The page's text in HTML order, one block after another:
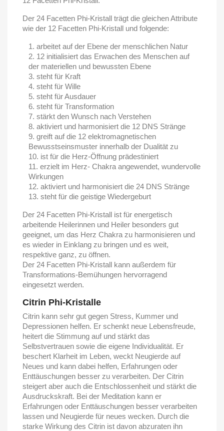
Der 24 Facetten Phi-Kristall trägt die gleichen Attribute
wie der 12 Facetten Phi-Kristall und folgende:
arbeitet auf der Ebene der menschlichen Natur
12 initialisiert das Erwachen des Menschen auf
der materiellen und bewussten Ebene
steht für Kraft
steht für Wille
steht für Ausdauer
steht für Transformation
stärkt den Wunsch nach Verstehen
aktiviert und harmonisiert die 12 DNS Stränge
greift auf die 12 elektromagnetischen
Bewusstseinsmuster innerhalb der Dualität zu
ist für die Herz-Öffnung prädestiniert
erzielt im Herz- Chakra angewendet, wundervolle
Wirkungen
aktiviert und harmonisiert die 24 DNS Stränge
steht für die geistige Wiedergeburt
Der 24 Facetten Phi-Kristall ist für energetisch
arbeitende Heilerinnen und Heiler besonders gut
geeignet, um das Herz Chakra zu harmonisieren und
es wieder in Einklang zu bringen und es weit,
respektive ganz, zu öffnen.
Der 24 Facetten Phi-Kristall kann außerdem für
Transformations-Bemühungen hervorragend
eingesetzt werden.
Citrin Phi-Kristalle
Citrin kann sehr gut gegen Stress, Kummer und
Depressionen helfen. Er schenkt neue Lebensfreude,
heitert die Stimmung auf und stärkt das
Selbstvertrauen sowie die eigene Individualität. Er
beschert Klarheit im Leben, weckt Neugierde auf
Neues und kann dabei helfen, Erfahrungen oder
Enttäuschungen besser zu verarbeiten. Der Citrin
steigert aber auch die Entschlossenheit und stärkt die
Ausdruckskraft. Bei der Meditation kann er
Erfahrungen oder Enttäuschungen besser verarbeiten
lassen und Neugierde für neues wecken. Durch die
starke Wirkung des Citrin ist davon abzuraten ihn